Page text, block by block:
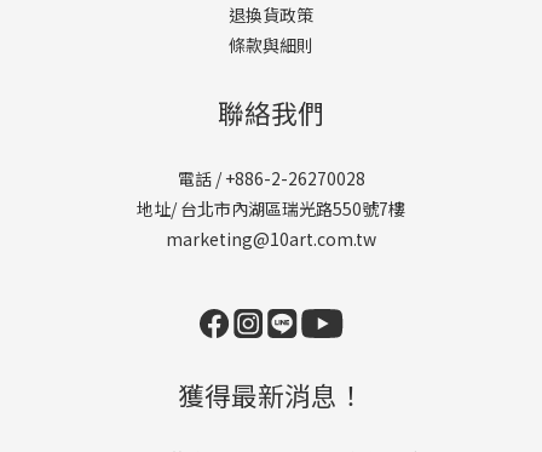
退換貨政策
條款與細則
聯絡我們
電話 / +886-2-26270028
地址/ 台北市內湖區瑞光路550號7樓
marketing@10art.com.tw
獲得最新消息！